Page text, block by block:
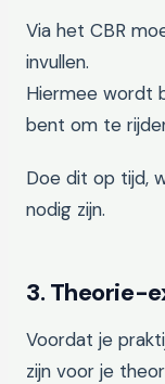
Via het CBR
invullen.
Hiermee wordt
bent om te
Doe dit op tijd,
nodig zijn.
3. Theorie-
Voordat je
zijn voor je